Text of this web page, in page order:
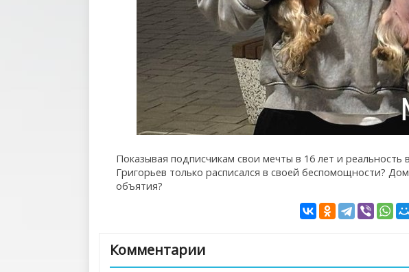
Показывая подписчикам свои мечты в 16 лет и
Григорьев только расписался в своей беспомощности?
объятия?
Комментарии